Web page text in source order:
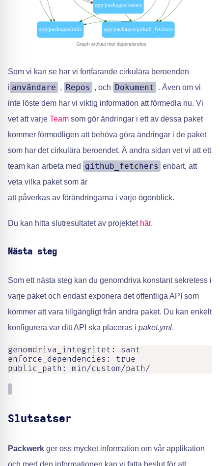
Som vi kan se har vi fortfarande cirkulära beroenden
i användare , Repos , och Dokument
. Även om vi
inte löste dem har vi viktig information att förmedla nu. Vi
vet att varje Team som gör ändringar i ett av dessa paket
kommer förmodligen att behöva göra ändringar i de paket
som har det cirkulära beroendet. Å andra sidan vet vi att ett
team kan arbeta med
github_fetchers enbart, att
veta vilka paket som är
att påverkas av förändringarna i varje ögonblick.
Du kan hitta slutresultatet av projektet här.
Nästa steg
Som ett nästa steg kan du genomdriva konstant sekretess i
varje paket och endast exponera det offentliga API som
kommer att vara tillgängligt från andra paket. Du kan enkelt
konfigurera var ditt API ska placeras i paket.yml.
genomdriva_integritet: sant
enforce_dependencies: true
public_path: min/custom/path/
Slutsatser
Packwerk ger oss mycket information om vår applikation
och med den informationen kan vi fatta beslut för att